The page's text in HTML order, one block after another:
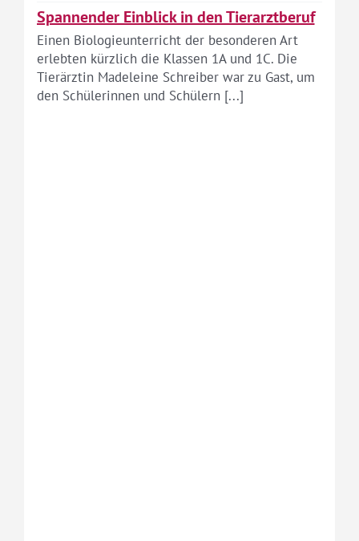
Spannender Einblick in den Tierarztberuf
Einen Biologieunterricht der besonderen Art
erlebten kürzlich die Klassen 1A und 1C. Die
Tierärztin Madeleine Schreiber war zu Gast, um
den Schülerinnen und Schülern [...]